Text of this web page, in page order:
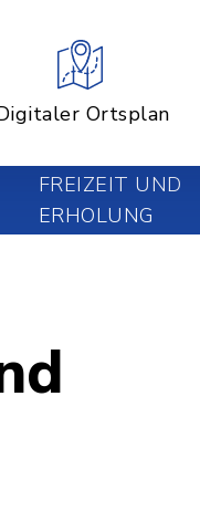
Ortsplan
FREIZEIT UND
ERHOLUNG